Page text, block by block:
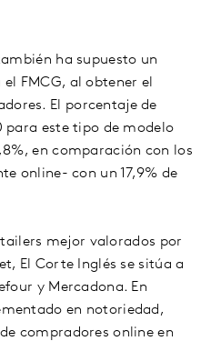
ha supuesto un
FMCG, al obtener el
El porcentaje de
para este tipo de modelo
en comparación con los
online- con un 17,9% de
mejor valorados por
El Corte Inglés se sitúa a
y Mercadona. En
en notoriedad,
compradores online en